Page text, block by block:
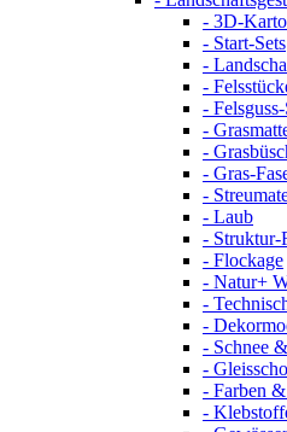
- 3D-
- Start-Sets
-
-
-
-
-
- Gras-
-
- Laub
- Struktur-
- Flockage
- Natur+
-
-
- Schnee
-
- Farben
-